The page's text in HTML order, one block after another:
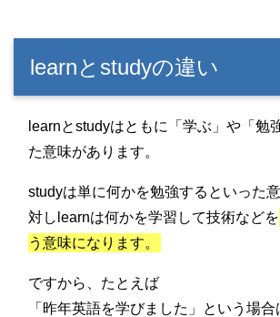
learnとstudyの違い
learnとstudyはともに「学ぶ」や「勉
た意味があります。
studyは単に何かを勉強するといった
対しlearnは何かを学習して技術などを
う意味になります。
ですから、たとえば
「昨年英語を学びました」という場合